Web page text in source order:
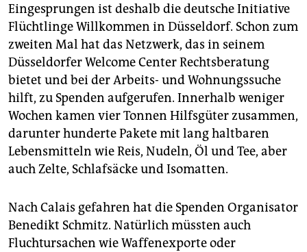
Eingesprungen ist deshalb die deutsche Initiative
Flüchtlinge Willkommen in Düsseldorf. Schon zum
zweiten Mal hat das Netzwerk, das in seinem
Düsseldorfer Welcome Center Rechtsberatung
bietet und bei der Arbeits- und Wohnungssuche
hilft, zu Spenden aufgerufen. Innerhalb weniger
Wochen kamen vier Tonnen Hilfsgüter zusammen,
darunter hunderte Pakete mit lang haltbaren
Lebensmitteln wie Reis, Nudeln, Öl und Tee, aber
auch Zelte, Schlafsäcke und Isomatten.
Nach Calais gefahren hat die Spenden Organisator
Benedikt Schmitz. Natürlich müssten auch
Fluchtursachen wie Waffenexporte oder